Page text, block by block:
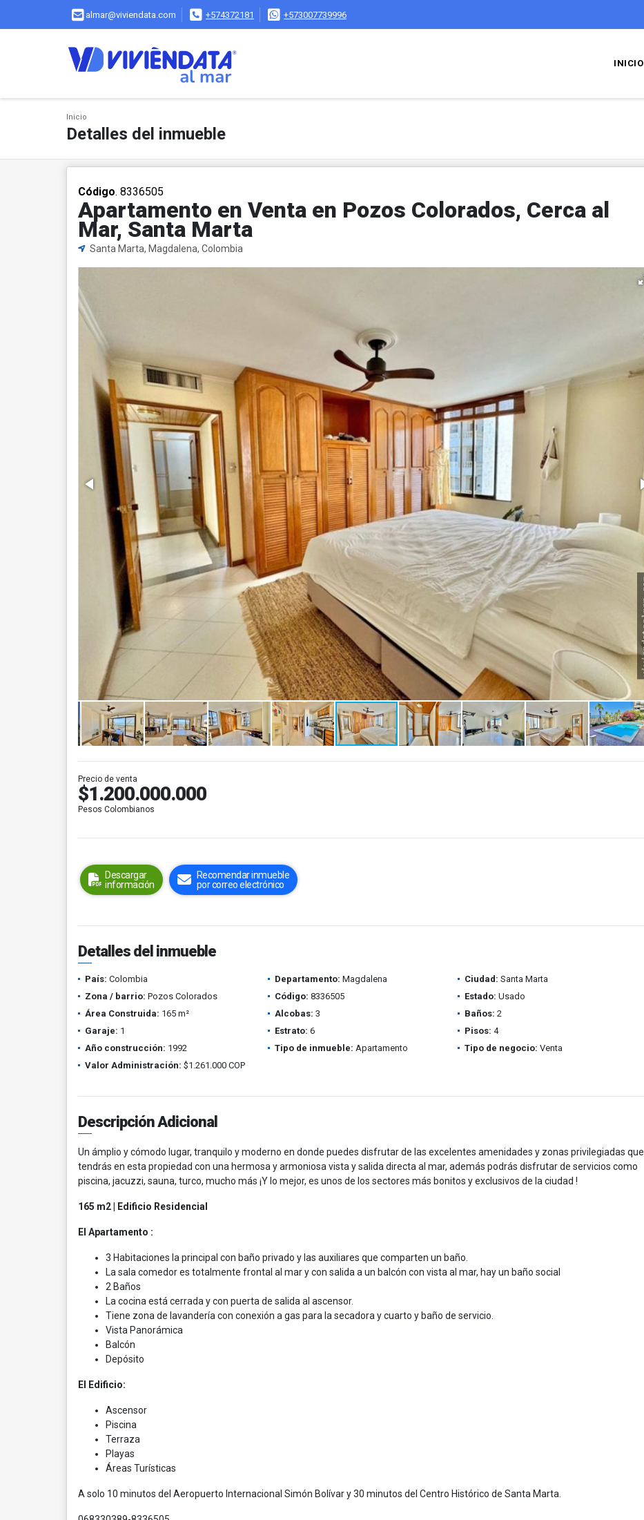
almar@viviendata.com +574372181 +573007739996
INICIO
Inicio
Detalles del inmueble
Código. 8336505
Apartamento en Venta en Pozos Colorados, Cerca al
Mar, Santa Marta
Santa Marta, Magdalena, Colombia
Precio de venta
$1.200.000.000
Pesos Colombianos
Descargar
información
Recomendar inmueble
por correo electrónico
Detalles del inmueble
País: Colombia Departamento: Magdalena Ciudad: Santa Marta
Zona / barrio: Pozos Colorados Código: 8336505 Estado: Usado
Área Construida: 165 m² Alcobas: 3 Baños: 2
Garaje: 1 Estrato: 6 Pisos: 4
Año construcción: 1992 Tipo de inmueble: Apartamento Tipo de negocio: Venta
Valor Administración: $1.261.000 COP
Descripción Adicional
Un ámplio y cómodo lugar, tranquilo y moderno en donde puedes disfrutar de las excelentes amenidades y zonas privilegiadas que
tendrás en esta propiedad con una hermosa y armoniosa vista y salida directa al mar, además podrás disfrutar de servicios como
piscina, jacuzzi, sauna, turco, mucho más ¡Y lo mejor, es unos de los sectores más bonitos y exclusivos de la ciudad !
165 m2 | Edificio Residencial
El Apartamento :
3 Habitaciones la principal con baño privado y las auxiliares que comparten un baño.
La sala comedor es totalmente frontal al mar y con salida a un balcón con vista al mar, hay un baño social
2 Baños
La cocina está cerrada y con puerta de salida al ascensor.
Tiene zona de lavandería con conexión a gas para la secadora y cuarto y baño de servicio.
Vista Panorámica
Balcón
Depósito
El Edificio:
Ascensor
Piscina
Terraza
Playas
Áreas Turísticas
A solo 10 minutos del Aeropuerto Internacional Simón Bolívar y 30 minutos del Centro Histórico de Santa Marta.